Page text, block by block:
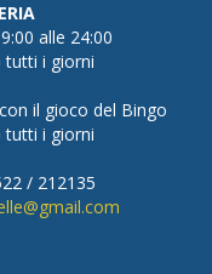
alle 24:00
tutti i giorni
il gioco del Bingo
tutti i giorni
/ 212135